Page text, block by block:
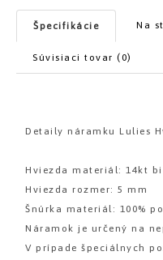
Špecifikácie Na
Súvisiaci tovar (0)
Detaily náramku Lulies
Hviezda materiál: 14kt
Hviezda rozmer: 5 mm
Šnúrka materiál: 100%
Náramok je určený na
V prípade špeciálnych